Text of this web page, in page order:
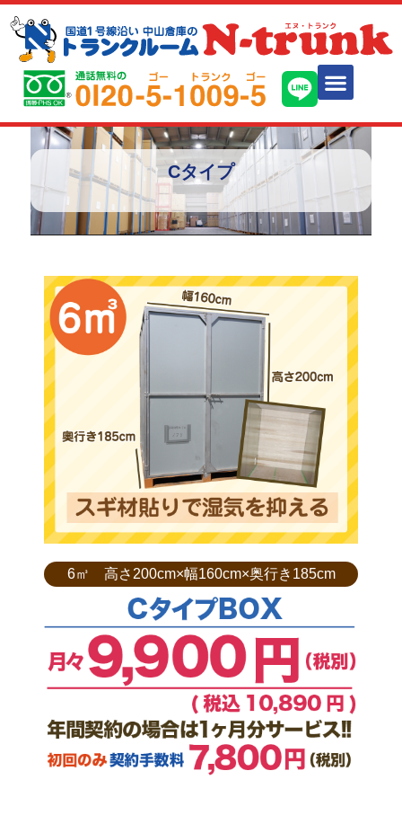
Cタイプ
6㎥ 高さ200cm×幅160cm×奥行き185cm